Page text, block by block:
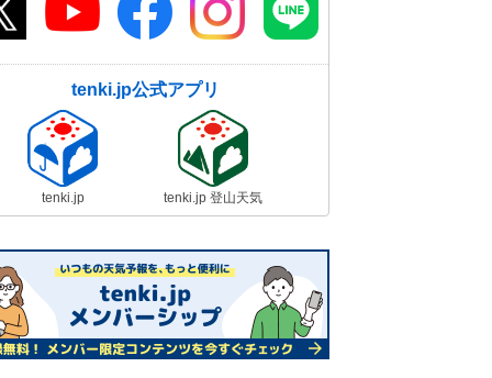
tenki.jp公式アプリ
tenki.jp tenki.jp 登山天気